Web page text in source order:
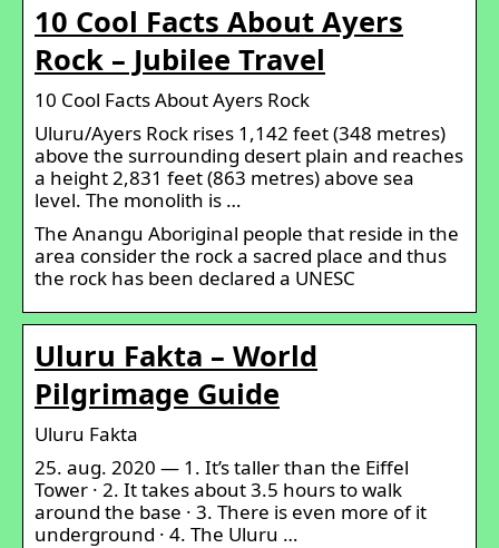
10 Cool Facts About Ayers
Rock – Jubilee Travel
10 Cool Facts About Ayers Rock
Uluru/Ayers Rock rises 1,142 feet (348 metres)
above the surrounding desert plain and reaches
a height 2,831 feet (863 metres) above sea
level. The monolith is …
The Anangu Aboriginal people that reside in the
area consider the rock a sacred place and thus
the rock has been declared a UNESC
Uluru Fakta – World
Pilgrimage Guide
Uluru Fakta
25. aug. 2020 — 1. It’s taller than the Eiffel
Tower · 2. It takes about 3.5 hours to walk
around the base · 3. There is even more of it
underground · 4. The Uluru …